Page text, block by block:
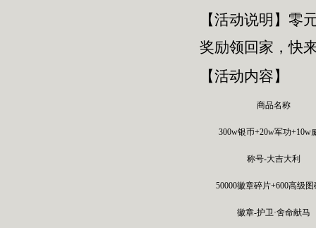
【活动说明 】 零
奖励领回家，快
【活动内容】
商品名称
300w银币+20w军功+10w
称号-大吉大利
50000徽章碎片+600高级
徽章-护卫·舍命献马